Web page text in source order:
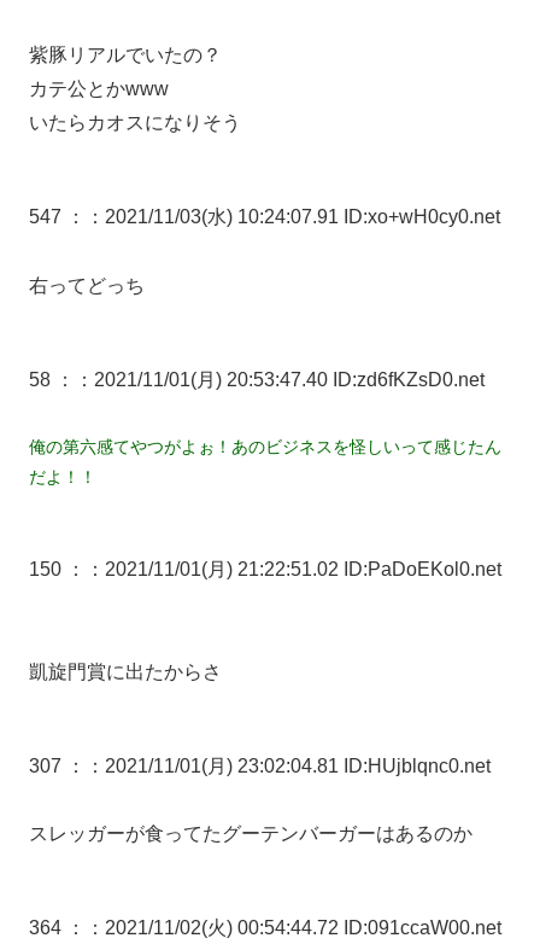
紫豚リアルでいたの？
カテ公とかwww
いたらカオスになりそう
547 ： ：2021/11/03(水) 10:24:07.91 ID:xo+wH0cy0.net
右ってどっち
58 ： ：2021/11/01(月) 20:53:47.40 ID:zd6fKZsD0.net
俺の第六感てやつがよぉ！あのビジネスを怪しいって感じたん
だよ！！
150 ： ：2021/11/01(月) 21:22:51.02 ID:PaDoEKol0.net
凱旋門賞に出たからさ
307 ： ：2021/11/01(月) 23:02:04.81 ID:HUjblqnc0.net
スレッガーが食ってたグーテンバーガーはあるのか
364 ： ：2021/11/02(火) 00:54:44.72 ID:091ccaW00.net